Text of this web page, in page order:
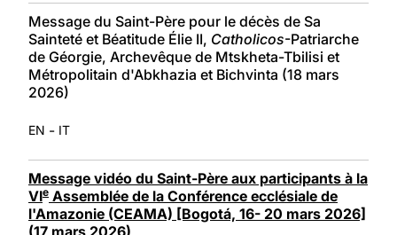
Message du Saint-Père pour le décès de Sa
Sainteté et Béatitude Élie II, Catholicos-Patriarche
de Géorgie, Archevêque de Mtskheta-Tbilisi et
Métropolitain d'Abkhazia et Bichvinta (18 mars
2026)
EN - IT
Message vidéo du Saint-Père aux participants à la
VIe Assemblée de la Conférence ecclésiale de
l'Amazonie (CEAMA) [Bogotá, 16- 20 mars 2026]
(17 mars 2026)